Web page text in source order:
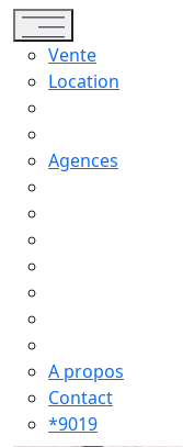
Toggle navigation
Vente
Location
Agences
A propos
Contact
*9019